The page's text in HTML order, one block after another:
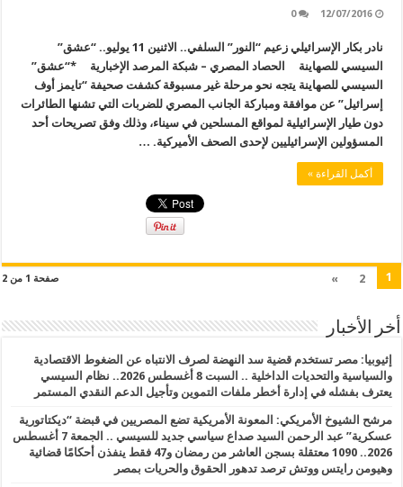
12/07/2016
0
نادر بكار الإسرائيلي زعيم “النور” السلفي.. الاثنين 11 يوليو.. “عشق”
السيسي للصهاينة الحصاد المصري – شبكة المرصد الإخبارية *“عشق”
السيسي للصهاينة يتجه نحو مرحلة غير مسبوقة كشفت صحيفة “تايمز أوف
إسرائيل” عن موافقة ومباركة الجانب المصري للضربات التي تشنها الطائرات
دون طيار الإسرائيلية لمواقع المسلحين في سيناء، وذلك وفق تصريحات أحد
المسؤولين الإسرائيليين لإحدى الصحف الأميركية. …
أكمل القراءة »
صفحة 1 من 2 1
2
»
أخر الأخبار
إثيوبيا: مصر تستخدم قضية سد النهضة لصرف الانتباه عن الضغوط الاقتصادية
والسياسية والتحديات الداخلية .. السبت 8 أغسطس 2026.. نظام السيسي
يعترف بفشله في إدارة أخطر ملفات التموين وتأجيل الدعم النقدي المستمر
مرشح الشيوخ الأمريكي: المعونة الأمريكية تضع المصريين في قبضة “ديكتاتورية
عسكرية” عبد الرحمن السيد صداع سياسي جديد للسيسي .. الجمعة 7 أغسطس
2026.. 1090 معتقلة بسجن العاشر من رمضان و47 فقط ينفذن أحكامًا قضائية
وهيومن رايتس ووتش ترصد تدهور الحقوق والحريات بمصر